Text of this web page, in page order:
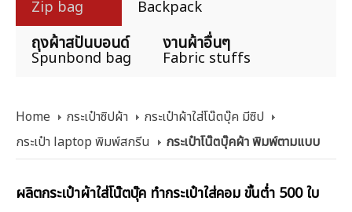
Zip bag Backpack
ถุงผ้าสปันบอนด์
Spunbond bag
งานผ้าอื่นๆ
Fabric stuffs
Home กระเป๋าซิปผ้า
กระเป๋าผ้าใส่โน๊ตบุ๊ค มีซิป
กระเป๋า laptop พิมพ์สกรีน
กระเป๋าโน๊ตบุ๊คผ้า พิมพ์ตามแบบ
ผลิตกระเป๋าผ้าใส่โน๊ตบุ๊ค ทำกระเป๋าใส่คอม ขั้นต่ำ 500 ใบ